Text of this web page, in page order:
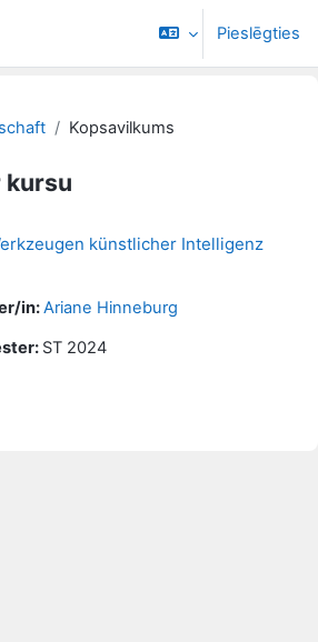
Pieslēgties
Kopsavilkums
kursu
künstlicher Intelligenz
in:Ariane Hinneburg
: ST 2024